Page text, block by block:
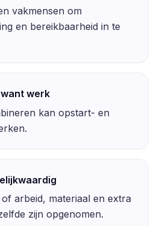
vakmensen om
en bereikbaarheid in te
werk
kan opstart- en
arbeid, materiaal en extra
zijn opgenomen.